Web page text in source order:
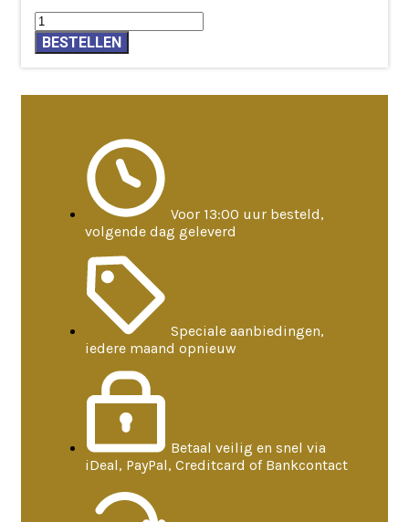
was:
€8,05.
is:
Kamfer
wierookkruid
aantal
BESTELLEN
Voor 13:00 uur besteld,
volgende dag geleverd
Speciale aanbiedingen,
iedere maand opnieuw
Betaal veilig en snel via
iDeal, PayPal, Creditcard of Bankcontact